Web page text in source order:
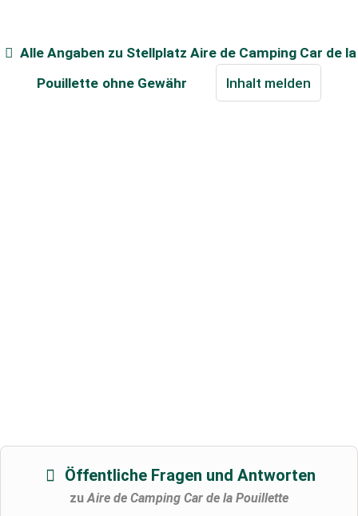
Alle Angaben zu Stellplatz Aire de Camping Car de la
Pouillette ohne Gewähr Inhalt melden
Öffentliche Fragen und Antworten
zu Aire de Camping Car de la Pouillette